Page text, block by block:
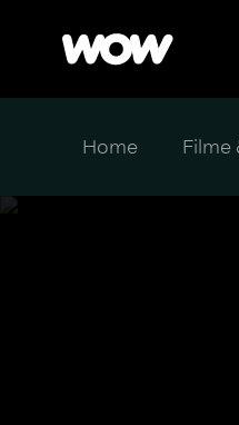
Home Filme